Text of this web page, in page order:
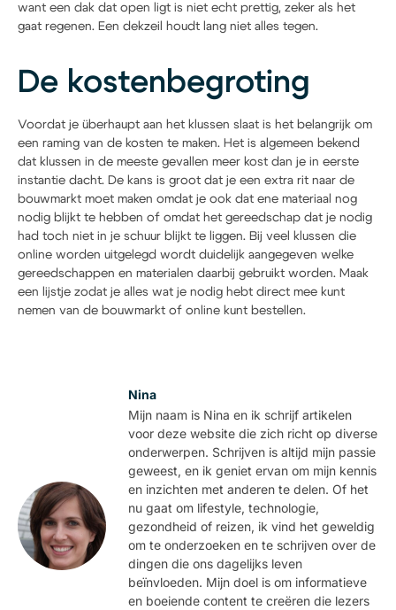
want een dak dat open ligt is niet echt prettig, zeker als het
gaat regenen. Een dekzeil houdt lang niet alles tegen.
De kostenbegroting
Voordat je überhaupt aan het klussen slaat is het belangrijk om
een raming van de kosten te maken. Het is algemeen bekend
dat klussen in de meeste gevallen meer kost dan je in eerste
instantie dacht. De kans is groot dat je een extra rit naar de
bouwmarkt moet maken omdat je ook dat ene materiaal nog
nodig blijkt te hebben of omdat het gereedschap dat je nodig
had toch niet in je schuur blijkt te liggen. Bij veel klussen die
online worden uitgelegd wordt duidelijk aangegeven welke
gereedschappen en materialen daarbij gebruikt worden. Maak
een lijstje zodat je alles wat je nodig hebt direct mee kunt
nemen van de bouwmarkt of online kunt bestellen.
Nina
Mijn naam is Nina en ik schrijf artikelen
voor deze website die zich richt op diverse
onderwerpen. Schrijven is altijd mijn passie
geweest, en ik geniet ervan om mijn kennis
en inzichten met anderen te delen. Of het
nu gaat om lifestyle, technologie,
gezondheid of reizen, ik vind het geweldig
om te onderzoeken en te schrijven over de
dingen die ons dagelijks leven
beïnvloeden. Mijn doel is om informatieve
en boeiende content te creëren die lezers